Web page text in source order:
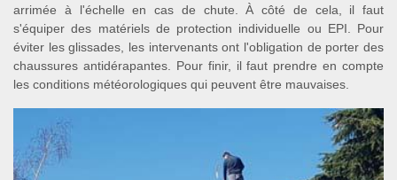
arrimée à l'échelle en cas de chute. À côté de cela, il faut
s'équiper des matériels de protection individuelle ou EPI. Pour
éviter les glissades, les intervenants ont l'obligation de porter des
chaussures antidérapantes. Pour finir, il faut prendre en compte
les conditions météorologiques qui peuvent être mauvaises.